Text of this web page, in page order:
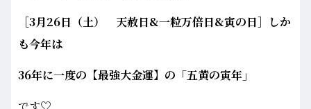
［3月26日（土） 天赦日&一粒万倍日&寅の日］しか
も今年は
36年に一度の【最強大金運】の「五黄の寅年」
です♡